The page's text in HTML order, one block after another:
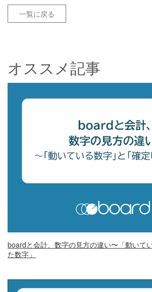
一覧に戻る
オススメ記事
boardと会計、数字の見方の違い〜「動いて
た数字」